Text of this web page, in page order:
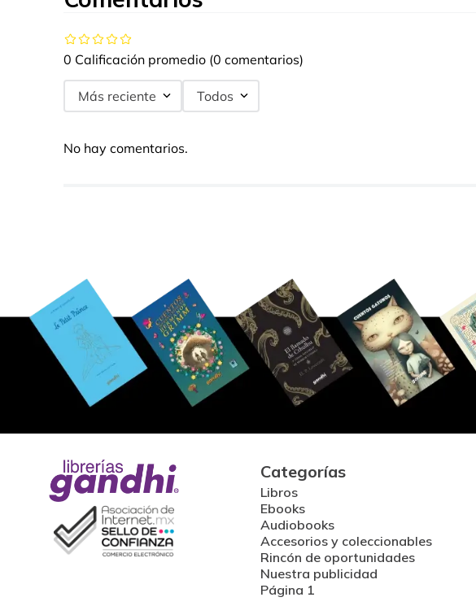
0 Calificación promedio (0 comentarios)
Más reciente Todos
No hay comentarios.
Categorías
Libros
Ebooks
Audiobooks
Accesorios y coleccionables
Rincón de oportunidades
Nuestra publicidad
Página 1